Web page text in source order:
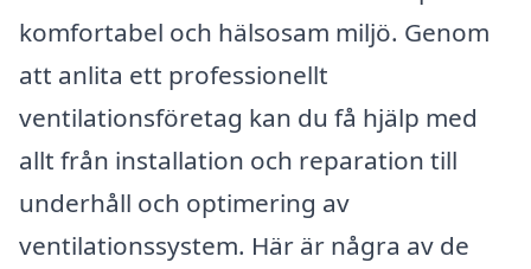
komfortabel och hälsosam miljö. Genom
att anlita ett professionellt
ventilationsföretag kan du få hjälp med
allt från installation och reparation till
underhåll och optimering av
ventilationssystem. Här är några av de